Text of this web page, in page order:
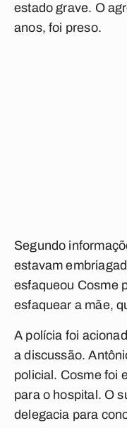
estado grave. O
anos, foi preso.
Segundo
estavam
esfaqueou Cosme
esfaquear a mãe,
A polícia foi
a discussão.
policial. Cosme foi
para o hospital. O
delegacia para